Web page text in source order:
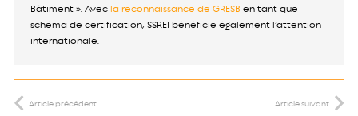
Bâtiment ». Avec la reconnaissance de GRESB en tant que
schéma de certification, SSREI bénéficie également l’attention
internationale.
Article précédent Article suivant